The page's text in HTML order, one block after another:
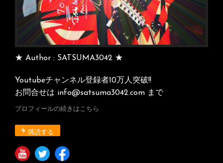
★ Author : SATSUMA3042 ★
Youtubeチャンネル登録者10万人突破!!
お問合せは info@satsuma3042.com まで
プロフィールの続きはこちら
購読する